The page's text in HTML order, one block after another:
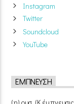
Instagram
Twitter
Soundcloud
YouTube
ΈΜΠΝΕΥΣΗ